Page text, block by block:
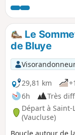
dénivelés, peu
Le
de Bluye
29,81 km
6h
Très
Départ à
(Vaucluse)